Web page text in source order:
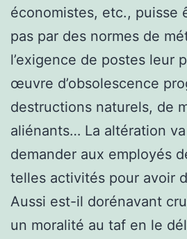
économistes, etc., puisse
pas par des normes de
l’exigence de postes leur
œuvre d’obsolescence
destructions naturels, de
aliénants… La altération va
demander aux employés
telles activités pour avoir
Aussi est-il dorénavant
un moralité au taf en le